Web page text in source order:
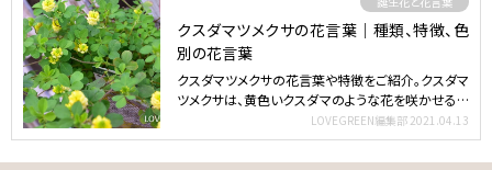
クスダマツメクサの花言葉｜種類、特徴、色
別の花言葉
クスダマツメクサの花言葉や特徴をご紹介。クスダマ
ツメクサは、黄色いクスダマのような花を咲かせるマ
LOVEGREEN編集部 2021.04.13